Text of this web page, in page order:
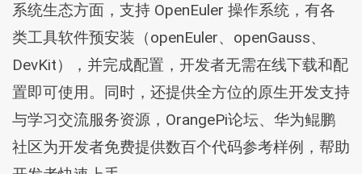
系统生态方面，支持 OpenEuler 操作系统，有各
类工具软件预安装（openEuler、openGauss、
DevKit），并完成配置，开发者无需在线下载和配
置即可使用。同时，还提供全方位的原生开发支持
与学习交流服务资源，OrangePi论坛、华为鲲鹏
社区为开发者免费提供数百个代码参考样例，帮助